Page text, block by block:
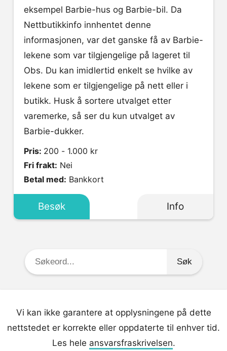
eksempel Barbie-hus og Barbie-bil. Da
Nettbutikkinfo innhentet denne
informasjonen, var det ganske få av Barbie-
lekene som var tilgjengelige på lageret til
Obs. Du kan imidlertid enkelt se hvilke av
lekene som er tilgjengelige på nett eller i
butikk. Husk å sortere utvalget etter
varemerke, så ser du kun utvalget av
Barbie-dukker.
Pris: 200 - 1.000 kr
Fri frakt: Nei
Betal med: Bankkort
Besøk Info
Søkeord:
Vi kan ikke garantere at opplysningene på dette
nettstedet er korrekte eller oppdaterte til enhver tid.
Les hele ansvarsfraskrivelsen.